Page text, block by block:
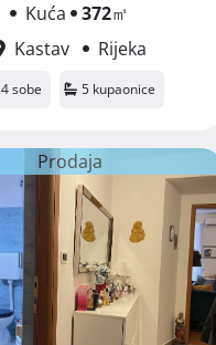
Kuća 372㎡
Kastav
Rijeka
4 sobe 5 kupaonice
Prodaja